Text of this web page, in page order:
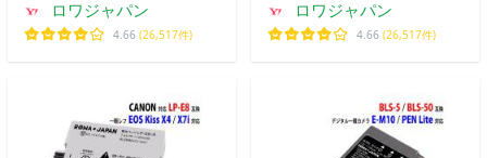
ロワジャパン
4.66 (26,517件)
ロワジャパン
4.66 (26,517件)